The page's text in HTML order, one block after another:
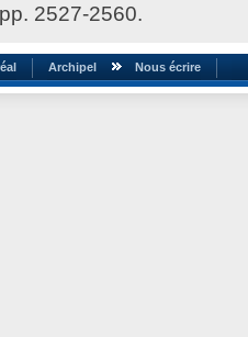
2527-2560.
Archipel Nous écrire